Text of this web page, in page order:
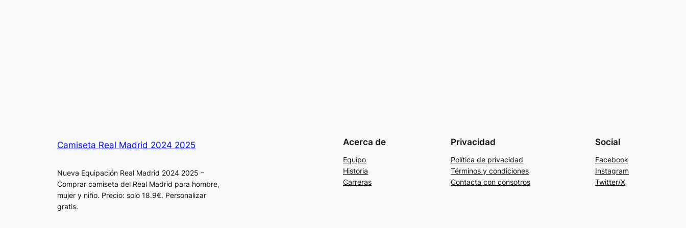
Camiseta Real Madrid 2024 2025
Nueva Equipación Real Madrid 2024 2025 –
Comprar camiseta del Real Madrid para hombre,
mujer y niño. Precio: solo 18.9€. Personalizar
gratis.
Acerca de
Equipo
Historia
Carreras
Privacidad
Política de privacidad
Términos y condiciones
Contacta con consotros
Social
Facebook
Instagram
Twitter/X